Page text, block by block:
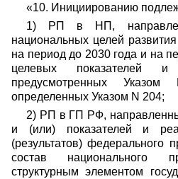
«10. Инициированию
1) РП в НП,
национальных целей
на период до 2030 года и на
целевых показателей и
предусмотренных
определенных Указом N 204;
2) РП в ГП РФ,
и (или) показателей и
(результатов) федерального
состав национального
структурным элементом